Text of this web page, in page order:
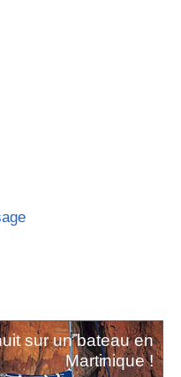
sur un bateau en
Martinique !